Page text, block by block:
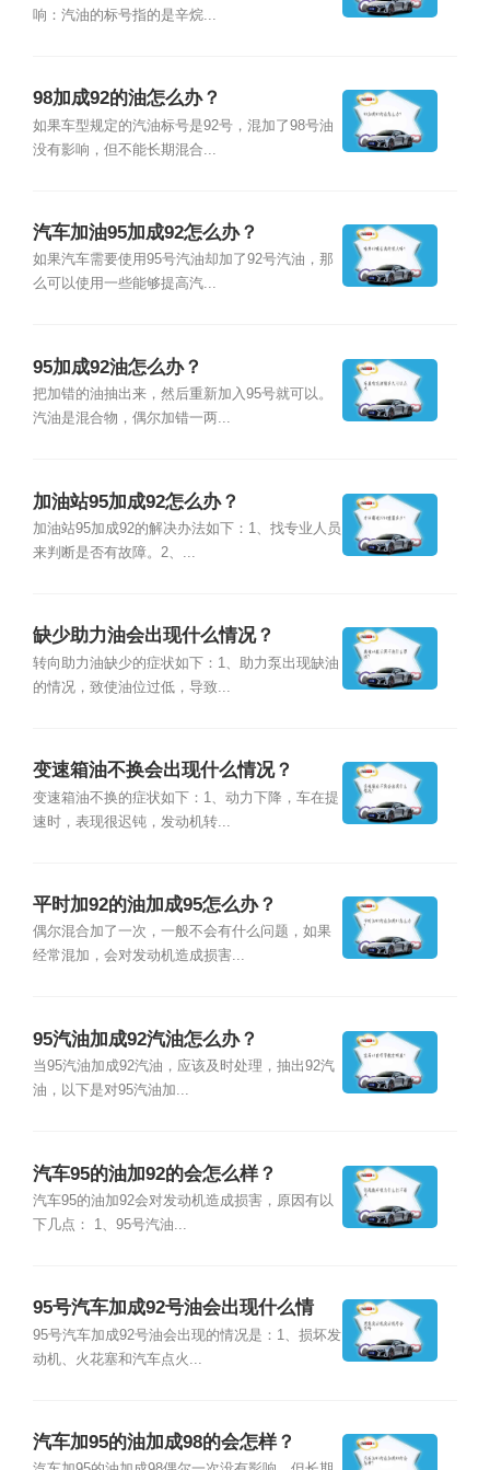
响：汽油的标号指的是辛烷...
98加成92的油怎么办？
如果车型规定的汽油标号是92号，混加了98号油
没有影响，但不能长期混合...
汽车加油95加成92怎么办？
如果汽车需要使用95号汽油却加了92号汽油，那
么可以使用一些能够提高汽...
95加成92油怎么办？
把加错的油抽出来，然后重新加入95号就可以。
汽油是混合物，偶尔加错一两...
加油站95加成92怎么办？
加油站95加成92的解决办法如下：1、找专业人员
来判断是否有故障。2、...
缺少助力油会出现什么情况？
转向助力油缺少的症状如下：1、助力泵出现缺油
的情况，致使油位过低，导致...
变速箱油不换会出现什么情况？
变速箱油不换的症状如下：1、动力下降，车在提
速时，表现很迟钝，发动机转...
平时加92的油加成95怎么办？
偶尔混合加了一次，一般不会有什么问题，如果
经常混加，会对发动机造成损害...
95汽油加成92汽油怎么办？
当95汽油加成92汽油，应该及时处理，抽出92汽
油，以下是对95汽油加...
汽车95的油加92的会怎么样？
汽车95的油加92会对发动机造成损害，原因有以
下几点： 1、95号汽油...
95号汽车加成92号油会出现什么情
况？
95号汽车加成92号油会出现的情况是：1、损坏发
动机、火花塞和汽车点火...
汽车加95的油加成98的会怎样？